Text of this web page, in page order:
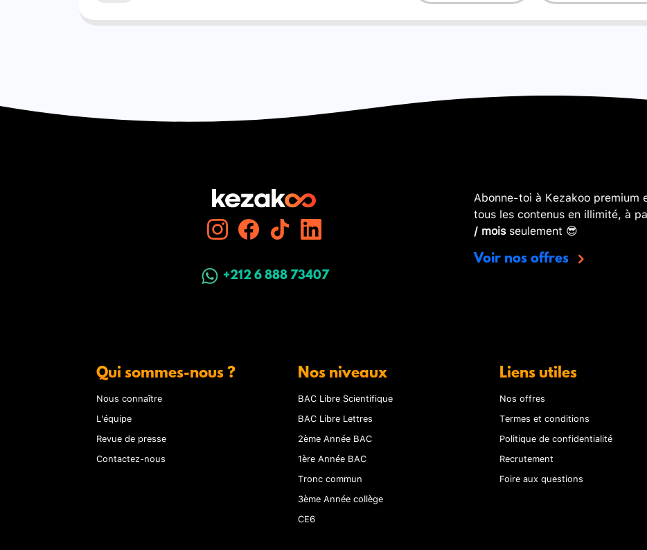
+212 6 888 73407
Abonne-toi à Kezakoo premium
tous les contenus en illimité, à
/ moisseulement 😎
Voir nos offres
Qui sommes-nous ?
Nous connaître
L'équipe
Revue de presse
Contactez-nous
Nos niveaux
BAC Libre Scientifique
BAC Libre Lettres
2ème Année BAC
1ère Année BAC
Tronc commun
3ème Année collège
CE6
Liens utiles
Nos offres
Termes et conditions
Politique de confidentialité
Recrutement
Foire aux questions